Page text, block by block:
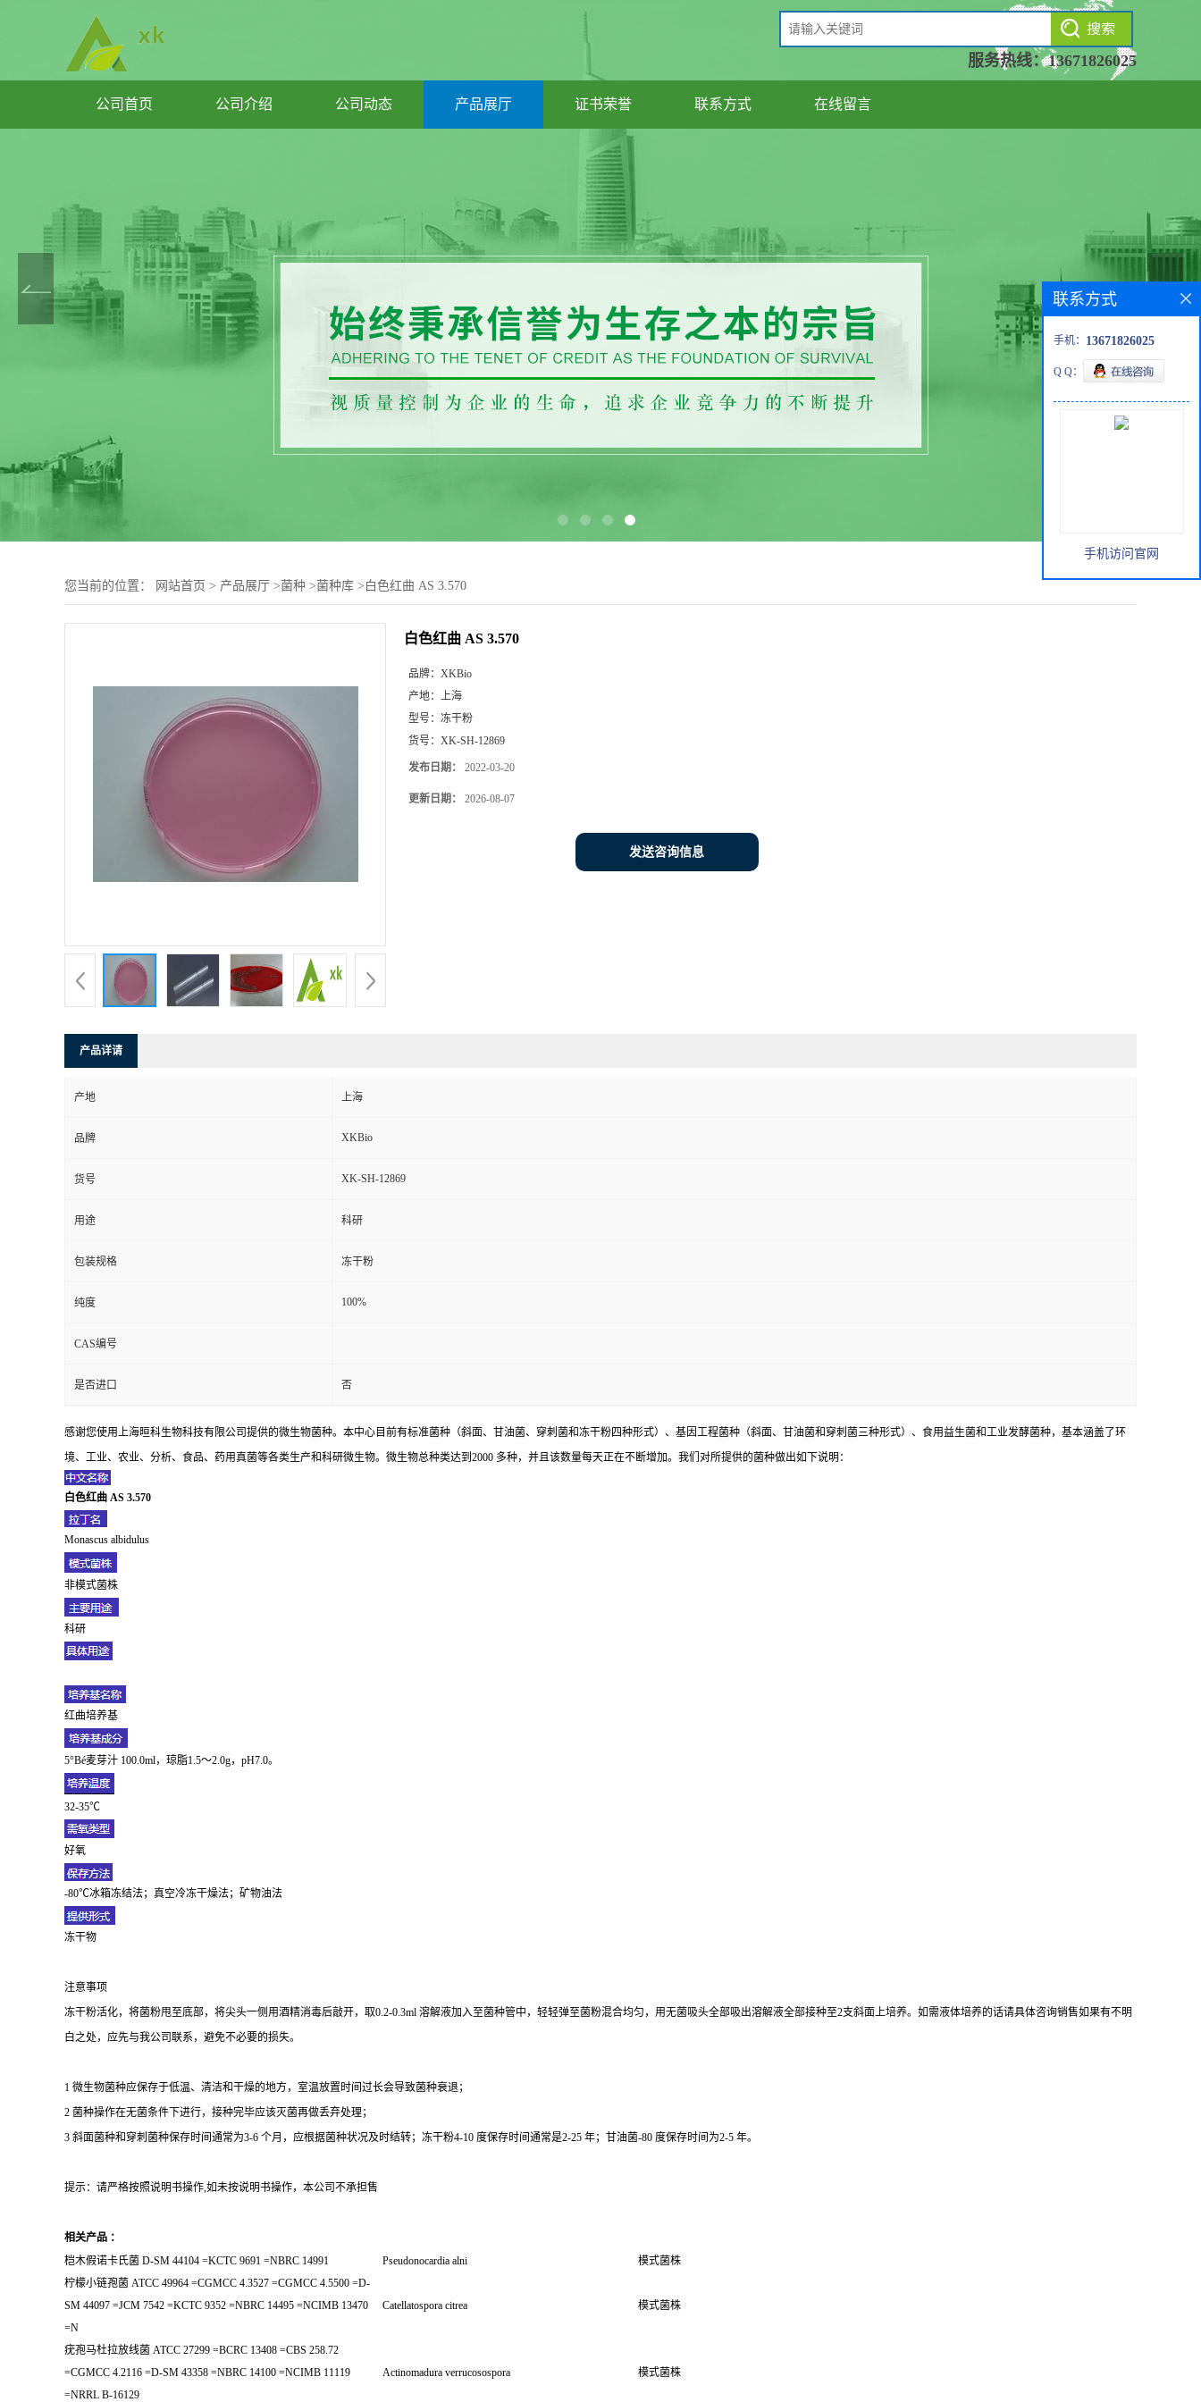
服务热线：13671826025
公司首页 公司介绍 公司动态 产品展厅 证书荣誉 联系方式 在线留言
您当前的位置： 网站首页 > 产品展厅 >菌种 >菌种库 > 白色红曲 AS 3.570
白色红曲 AS 3.570
品牌： XKBio
产地： 上海
型号： 冻干粉
货号： XK-SH-12869
发布日期： 2022-03-20
更新日期： 2026-08-07
发送咨询信息
产品详请
产地 上海
品牌 XKBio
货号 XK-SH-12869
用途 科研
包装规格 冻干粉
纯度 100%
CAS编号
是否进口 否
感谢您使用上海晅科生物科技有限公司提供的微生物菌种。本中心目前有标准菌种（斜面、甘油菌、穿刺菌和冻干粉四种形式）、基因工程菌种（斜面、甘油菌和穿刺菌三种形式）、食用益生菌和工业发酵菌种，基本涵盖了环
境、工业、农业、分析、食品、药用真菌等各类生产和科研微生物。微生物总种类达到2000 多种，并且该数量每天正在不断增加。我们对所提供的菌种做出如下说明：
白色红曲 AS 3.570
Monascus albidulus
非模式菌株
科研
红曲培养基
5°Bé麦芽汁 100.0ml，琼脂1.5～2.0g，pH7.0。
32-35℃
好氧
-80℃冰箱冻结法；真空冷冻干燥法；矿物油法
冻干物
注意事项
冻干粉活化，将菌粉甩至底部，将尖头一侧用酒精消毒后敲开，取0.2-0.3ml 溶解液加入至菌种管中，轻轻弹至菌粉混合均匀，用无菌吸头全部吸出溶解液全部接种至2支斜面上培养。如需液体培养的话请具体咨询销售如果有不明
白之处，应先与我公司联系，避免不必要的损失。
1 微生物菌种应保存于低温、清洁和干燥的地方，室温放置时间过长会导致菌种衰退；
2 菌种操作在无菌条件下进行，接种完毕应该灭菌再做丢弃处理；
3 斜面菌种和穿刺菌种保存时间通常为3-6 个月，应根据菌种状况及时结转；冻干粉4-10 度保存时间通常是2-25 年；甘油菌-80 度保存时间为2-5 年。
提示：请严格按照说明书操作,如未按说明书操作，本公司不承担售
相关产品 ：
桤木假诺卡氏菌 D-SM 44104 =KCTC 9691 =NBRC 14991
Pseudonocardia alni
模式菌株
柠檬小链孢菌 ATCC 49964 =CGMCC 4.3527 =CGMCC 4.5500 =D-
SM 44097 =JCM 7542 =KCTC 9352 =NBRC 14495 =NCIMB 13470
=N
Catellatospora citrea 模式菌株
疣孢马杜拉放线菌 ATCC 27299 =BCRC 13408 =CBS 258.72
=CGMCC 4.2116 =D-SM 43358 =NBRC 14100 =NCIMB 11119
=NRRL B-16129
Actinomadura verrucosospora 模式菌株
联系方式
手机： 13671826025
Q Q：
手机访问官网